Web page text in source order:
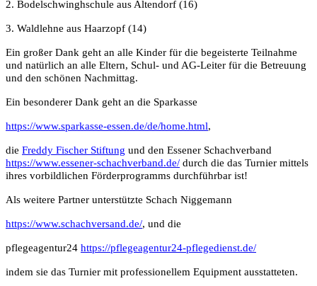
2. Bodelschwinghschule aus Altendorf (16)
3. Waldlehne aus Haarzopf (14)
Ein großer Dank geht an alle Kinder für die begeisterte Teilnahme
und natürlich an alle Eltern, Schul- und AG-Leiter für die Betreuung
und den schönen Nachmittag.
Ein besonderer Dank geht an die Sparkasse
https://www.sparkasse-essen.de/de/home.html,
die Freddy Fischer Stiftung und den Essener Schachverband
https://www.essener-schachverband.de/ durch die das Turnier mittels
ihres vorbildlichen Förderprogramms durchführbar ist!
Als weitere Partner unterstützte Schach Niggemann
https://www.schachversand.de/, und die
pflegeagentur24 https://pflegeagentur24-pflegedienst.de/
indem sie das Turnier mit professionellem Equipment ausstatteten.